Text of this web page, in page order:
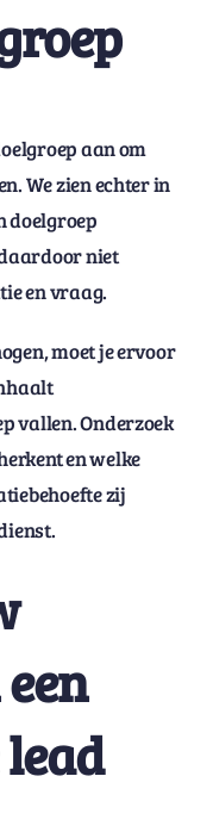
aan om
We zien echter in
doelgroep
niet
en vraag.
moet je ervoor
vallen. Onderzoek
en welke
zij